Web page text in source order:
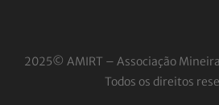
2025© AMIRT – Associação Mineira
Todos os direitos